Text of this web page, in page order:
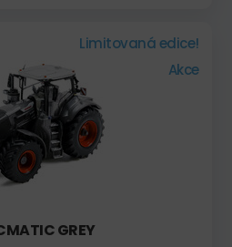
Limitovaná edice!
Akce
GREY